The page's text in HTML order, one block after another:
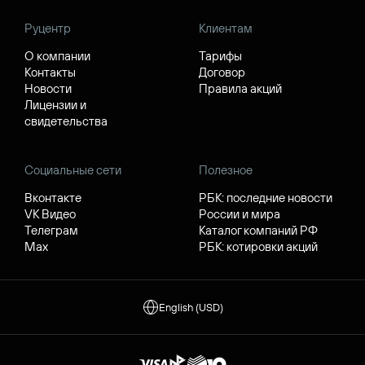
Руцентр
О компании
Контакты
Новости
Лицензии и
свидетельства
Клиентам
Тарифы
Договор
Правила акций
Социальные сети
Вконтакте
VK Видео
Телеграм
Max
Полезное
РБК: последние новости
России и мира
Каталог компаний РФ
РБК: котировки акций
English (USD)